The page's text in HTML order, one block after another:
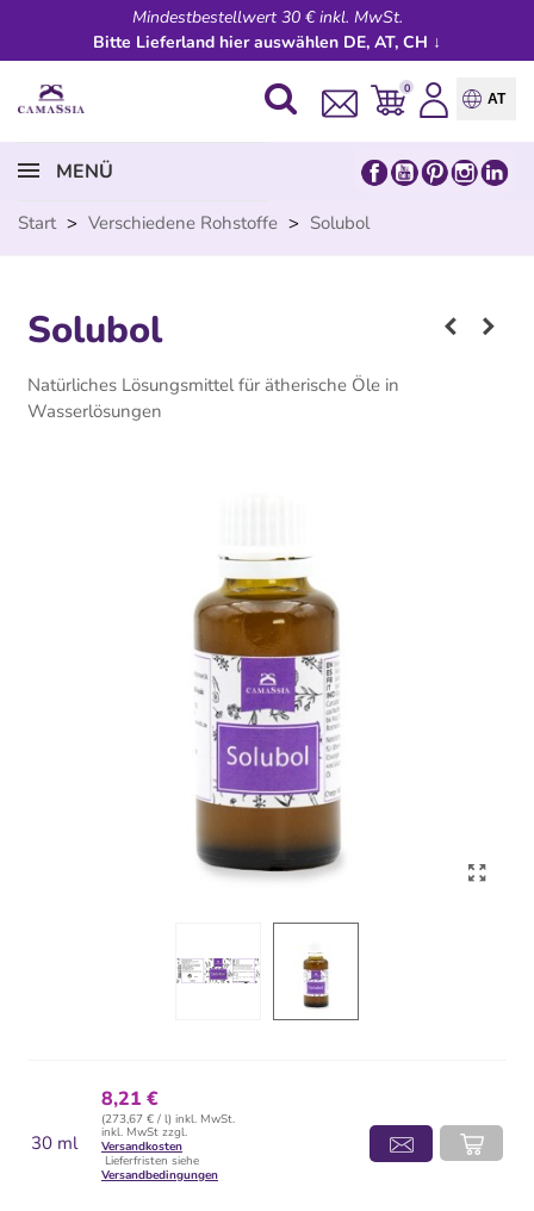
Mindestbestellwert 30 € inkl. MwSt.
Bitte Lieferland hier auswählen DE, AT, CH ↓
0
AT
MENÜ
Start > Verschiedene Rohstoffe > Solubol
Solubol
Natürliches Lösungsmittel für ätherische Öle in
Wasserlösungen
30 ml
8,21 €
(273,67 € / l) inkl. MwSt.
inkl. MwSt zzgl.
Versandkosten
Lieferfristen siehe
Versandbedingungen